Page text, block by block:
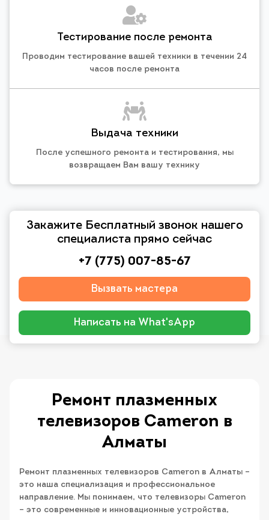
Тестирование после ремонта
Проводим тестирование вашей техники в течении 24
часов после ремонта
Выдача техники
После успешного ремонта и тестирования, мы
возвращаем Вам вашу технику
Закажите Бесплатный звонок нашего
специалиста прямо сейчас
+7 (775) 007-85-67
Вызвать мастера
Написать на What'sApp
Ремонт плазменных
телевизоров Cameron в
Алматы
Ремонт плазменных телевизоров Cameron в Алматы –
это наша специализация и профессиональное
направление. Мы понимаем, что телевизоры Cameron
– это современные и инновационные устройства,